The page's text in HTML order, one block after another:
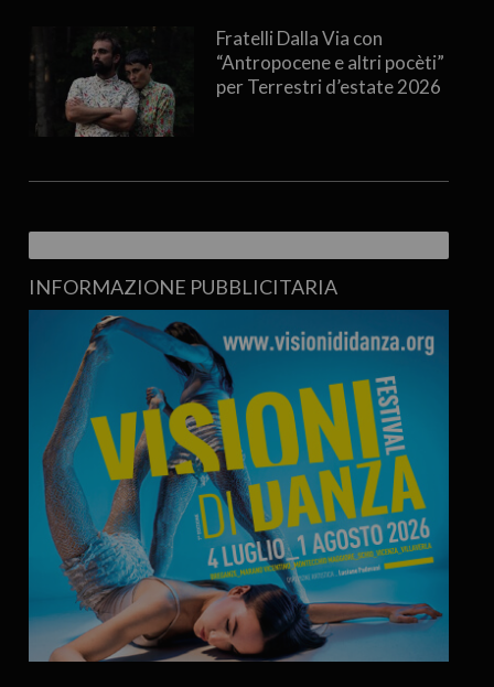
Fratelli Dalla Via con
“Antropocene e altri pocèti”
per Terrestri d’estate 2026
INFORMAZIONE PUBBLICITARIA